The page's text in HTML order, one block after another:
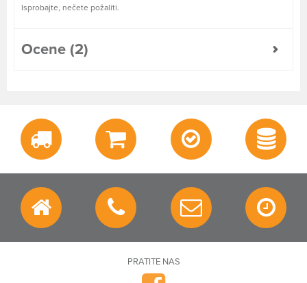
Isprobajte, nečete požaliti.
Ocene (2)
PRATITE NAS